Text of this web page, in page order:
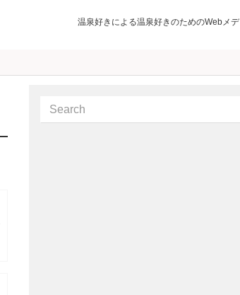
温泉好きによる温泉好きのためのWebメ